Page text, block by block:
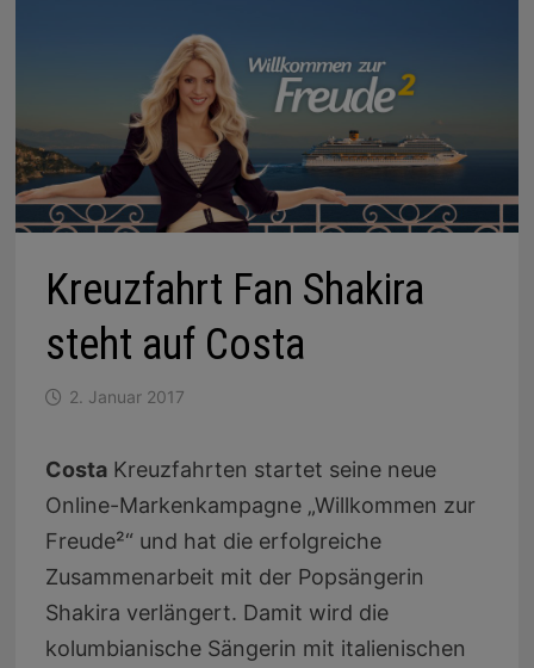
Kreuzfahrt Fan Shakira
steht auf Costa
2. Januar 2017
CostaKreuzfahrten startet seine neue
Online-Markenkampagne „Willkommen zur
Freude²“ und hat die erfolgreiche
Zusammenarbeit mit der Popsängerin
Shakira verlängert. Damit wird die
kolumbianische Sängerin mit italienischen